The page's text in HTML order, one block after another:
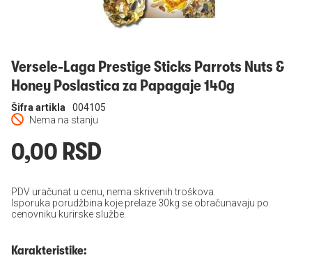
Versele-Laga Prestige Sticks Parrots Nuts &
Honey Poslastica za Papagaje 140g
Nema na stanju
Šifra artikla 004105
0,00 RSD
PDV uračunat u cenu, nema skrivenih troškova.
Isporuka porudžbina koje prelaze 30kg se obračunavaju po
cenovniku kurirske službe.
Karakteristike: